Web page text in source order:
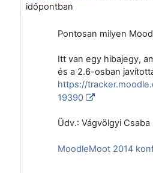
időpontban
Pontosan milyen
Itt van egy hibajegy,
és a 2.6-osban
https://
19390
Üdv.: Vágvölgyi Csaba
MoodleMoot 2014